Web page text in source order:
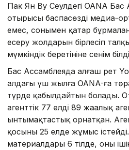
Пак Ян Ву Сеулдегі OANA Бас
отырысы баспасөздің медиа-
емес, сонымен қатар
еңсеру жолдарын бірлесіп
мүмкіндік беретініне сенім
Бас Ассамблеяда алғаш рет
алдағы үш жылға OANA-ға
түрде қабылдайтын болады.
агенттік 77 елдің 89 жаңалық
ынтымақтастық орнатқан.
қосыны 25 елде жұмыс істейді.
материалдары 6 тілде, оның